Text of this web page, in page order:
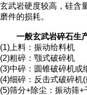
玄武岩硬度较高，硅含
磨件的损耗。
一般玄武岩碎石生
(1)上料：振动给料机
(2)粗碎：颚式破碎机
(3)中碎：圆锥破碎机或
(4)细碎：反击式破碎机
(5)筛分+除尘：振动筛+